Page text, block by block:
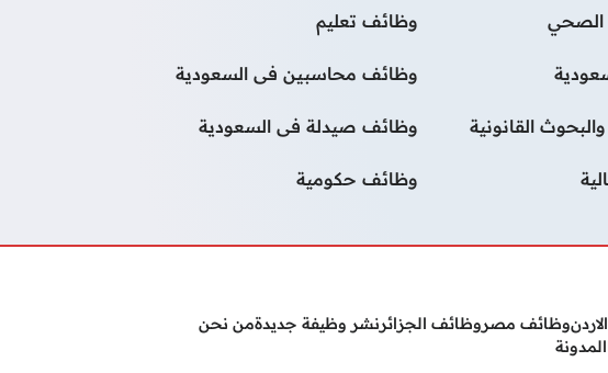
الصحي
القانونية
وظائف تعليم
وظائف محاسبين فى السعودية
وظائف صيدلة فى السعودية
وظائف حكومية
وظائف مصروظائف الجزائرنشر وظيفة جديدةمن نحن
المدونة